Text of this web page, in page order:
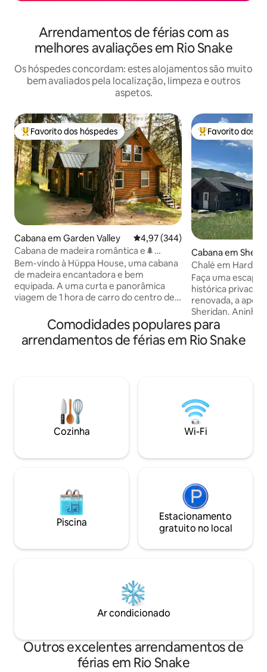
Arrendamentos de férias com as
melhores avaliações em Rio Snake
Os hóspedes concordam: estes alojamentos são muito
bem avaliados pela localização, limpeza e outros
aspetos.
Favoritos dos hóspedes mais apreciados
Favorito dos hóspedes
Cabana em Garden Valley Classificação média de 4,97 em
4,97 (344)
Cabana de madeira romântica e🌲
moderna com 2 camas na floresta 🪵
Bem-vindo à Hüppa House, uma cabana
de madeira encantadora e bem
equipada. A uma curta e panorâmica
viagem de 1 hora de carro do centro de
recentemente atualizado com
comodidades modernas, como
dispositivos inteligentes, móveis de alta
minutos de carro, você pode se divertir
com golfe, flutuação no rio, rafting de
nível mundial, caminhadas, quadriciclo,
mountain bike e mergulho em algumas
Favoritos dos
Favorito dos
Cabana em
Chalé em Hardy
Faça uma
histórica privada
renovada, a
Sheridan.
montanhas, com
para as
inesquecíveis
localizado perto
para caminhadas
montanha, este
oferece o
ar livre.
Comodidades populares para
arrendamentos de férias em Rio Snake
Cozinha Wi-Fi
Piscina
Estacionamento
gratuito no local
Ar condicionado
Outros excelentes arrendamentos de
férias em Rio Snake